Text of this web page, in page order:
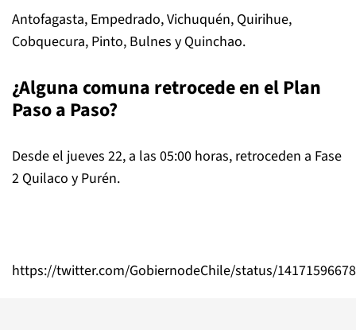
Antofagasta, Empedrado, Vichuquén, Quirihue,
Cobquecura, Pinto, Bulnes y Quinchao.
¿Alguna comuna retrocede en el Plan
Paso a Paso?
Desde el jueves 22, a las 05:00 horas, retroceden a Fase
2 Quilaco y Purén.
https://twitter.com/GobiernodeChile/status/